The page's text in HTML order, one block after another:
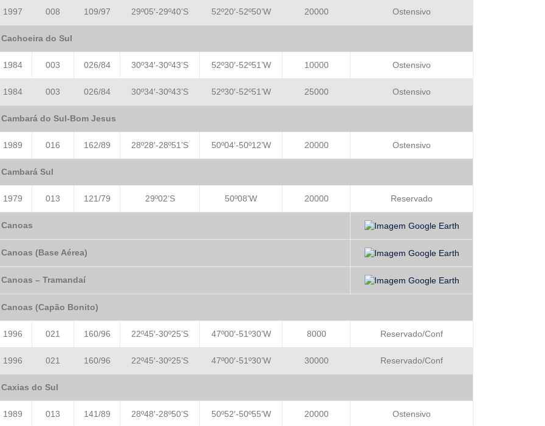
1997 008 109/97 29º05′-29º40’S 52º20′-52º50’W 20000 Ostensivo
Cachoeira do Sul
1984 003 026/84 30º34′-30º43’S 52º30′-52º51’W 10000 Ostensivo
1984 003 026/84 30º34′-30º43’S 52º30′-52º51’W 25000 Ostensivo
Cambará do Sul-Bom Jesus
1989 016 162/89 28º28′-28º51’S 50º04′-50º12’W 20000 Ostensivo
Cambará Sul
1979 013 121/79 29º02’S 50º08’W 20000 Reservado
Canoas
Canoas (Base Aérea)
Canoas – Tramandaí
Canoas (Capão Bonito)
1996 021 160/96 22º45′-30º25’S 47º00′-51º30’W 8000 Reservado/Conf
1996 021 160/96 22º45′-30º25’S 47º00′-51º30’W 30000 Reservado/Conf
Caxias do Sul
1989 013 141/89 28º48′-28º50’S 50º52′-50º55’W 20000 Ostensivo